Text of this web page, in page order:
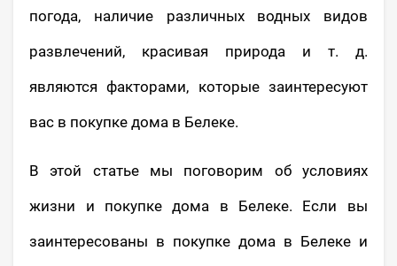
погода, наличие различных водных видов
развлечений, красивая природа и т. д.
являются факторами, которые заинтересуют
вас в покупке дома в Белеке.
В этой статье мы поговорим об условиях
жизни и покупке дома в Белеке. Если вы
заинтересованы в покупке дома в Белеке и